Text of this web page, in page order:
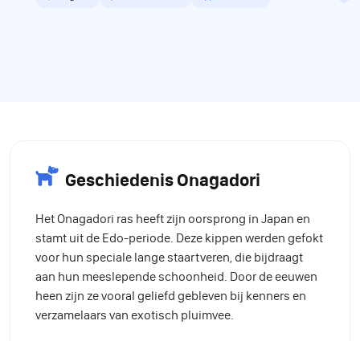
Geschiedenis Onagadori
Het Onagadori ras heeft zijn oorsprong in Japan en
stamt uit de Edo-periode. Deze kippen werden gefokt
voor hun speciale lange staartveren, die bijdraagt
aan hun meeslepende schoonheid. Door de eeuwen
heen zijn ze vooral geliefd gebleven bij kenners en
verzamelaars van exotisch pluimvee.